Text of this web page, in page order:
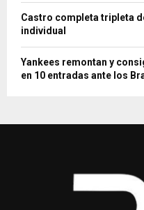
Castro completa tripleta
individual
Yankees remontan y
en 10 entradas ante los